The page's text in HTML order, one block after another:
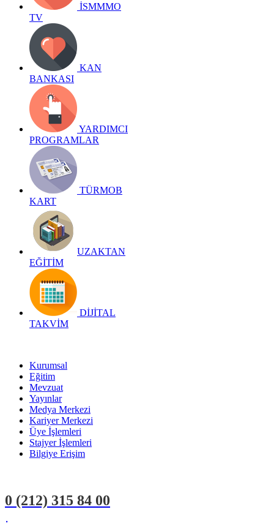
İSMMMO
TV
KAN
BANKASI
YARDIMCI
PROGRAMLAR
TÜRMOB
KART
UZAKTAN
EĞİTİM
DİJİTAL
TAKVİM
Kurumsal
Eğitim
Mevzuat
Yayınlar
Medya Merkezi
Kariyer Merkezi
Üye İşlemleri
Stajyer İşlemleri
Bilgiye Erişim
0 (212) 315 84 00